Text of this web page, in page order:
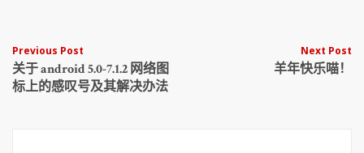
Post
navigation
Previous Post
关于 android 5.0-7.1.2 网络图
标上的感叹号及其解决办法
Next Post
羊年快乐喵！